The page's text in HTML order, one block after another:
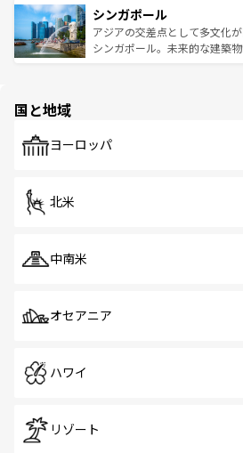
参照してほしい。
激する。気候は一年中温暖で
が待っている。親しみやすい
た文化、そして多様な観光資
み、どこを訪れても感動する
ており、効率よく見どころを
うな絶景から文化的な体験ま
シンガポール
アジアの交差点として多文化
シンガポール。未来的な建築
で、ホーカーズは地元の風情
国と地域
ヨーロッパ
北米
中南米
オセアニア
ハワイ
リゾート